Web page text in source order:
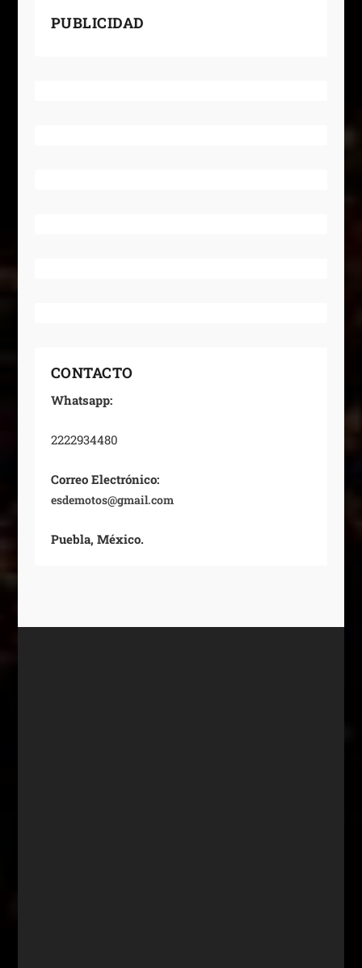
PUBLICIDAD
CONTACTO
Whatsapp:
2222934480
Correo Electrónico:
esdemotos@gmail.com
Puebla, México.